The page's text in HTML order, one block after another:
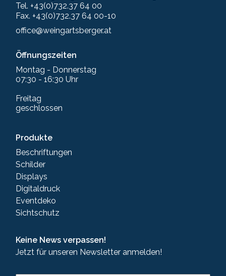
Tel. +43(0)732.37 64 00
Fax. +43(0)732.37 64 00-10
office@weingartsberger.at
Öffnungszeiten
Montag - Donnerstag
07:30 - 16:30 Uhr
Freitag
geschlossen
Produkte
Beschriftungen
Schilder
Displays
Digitaldruck
Eventdeko
Sichtschutz
Keine News verpassen!
Jetzt für unseren Newsletter anmelden!